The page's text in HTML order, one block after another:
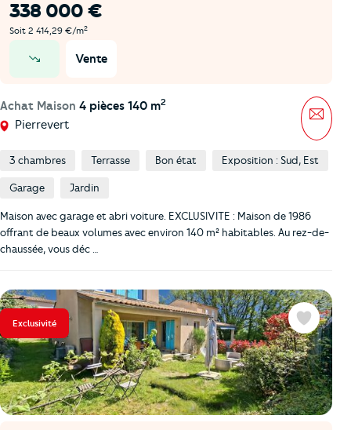
338 000 €
Soit 2 414,29 €/m2
Vente
Achat Maison 4 pièces 140 m2
Pierrevert
3 chambres Terrasse Bon état Exposition : Sud, Est
Garage Jardin
Maison avec garage et abri voiture. EXCLUSIVITE : Maison de 1986
offrant de beaux volumes avec environ 140 m² habitables. Au rez-de-
chaussée, vous déc …
Exclusivité Favoris